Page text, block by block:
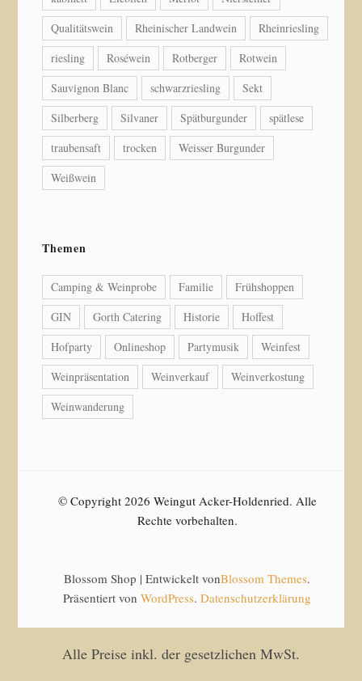
Qualitätswein
Rheinischer Landwein
Rheinriesling
riesling
Roséwein Rotberger
Rotwein
Sauvignon Blanc
schwarzriesling
Sekt
Silberberg
Silvaner Spätburgunder
spätlese
traubensaft
trocken
Weisser Burgunder
Weißwein
Themen
Camping & Weinprobe Familie
Frühshoppen
GIN
Gorth Catering Historie
Hoffest
Hofparty
Onlineshop Partymusik
Weinfest
Weinpräsentation
Weinverkauf
Weinverkostung
Weinwanderung
© Copyright 2026 Weingut Acker-Holdenried. Alle
Rechte vorbehalten.
Blossom Shop | Entwickelt vonBlossom Themes.
Präsentiert von WordPress. Datenschutzerklärung
Alle Preise inkl. der gesetzlichen MwSt.